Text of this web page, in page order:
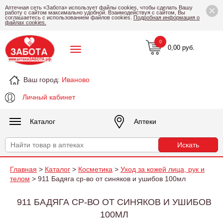
×
Аптечная сеть «Забота» использует файлы cookies, чтобы сделать Вашу
работу с сайтом максимально удобной. Взаимодействуя с сайтом, Вы
соглашаетесь с использованием файлов cookies. Подробная информация о
файлах cookies.
Ваш город: Иваново
Личный кабинет
0,00 руб.
0
Каталог Аптеки
Главная > Каталог > Косметика > Уход за кожей лица, рук и
телом > 911 Бадяга ср-во от синяков и ушибов 100мл
911 БАДЯГА СР-ВО ОТ СИНЯКОВ И УШИБОВ
100МЛ